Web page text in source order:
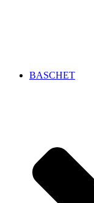
BASCHET